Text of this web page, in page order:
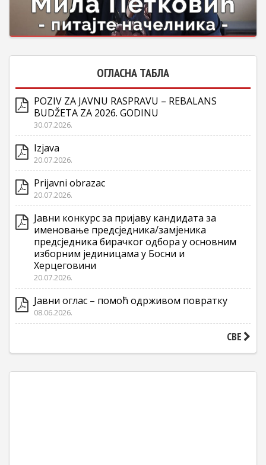
ОГЛАСНА ТАБЛА
POZIV ZA JAVNU RASPRAVU – REBALANS
BUDŽETA ZA 2026. GODINU
30.07.2026.
Izjava
20.07.2026.
Prijavni obrazac
20.07.2026.
Јавни конкурс за пријаву кандидата за
именовање предсједника/замјеника
предсједника бирачког одбора у основним
изборним јединицама у Босни и
Херцеговини
20.07.2026.
Јавни оглас – помоћ одрживом повратку
08.06.2026.
СВЕ